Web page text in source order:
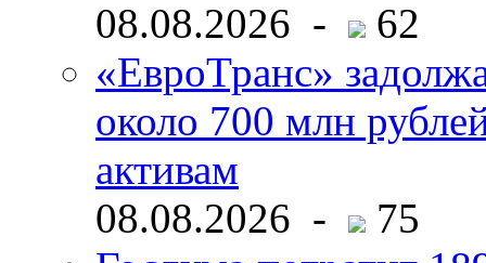
08.08.2026 -
62
«ЕвроТранс»
около 700 млн
активам
08.08.2026 -
75